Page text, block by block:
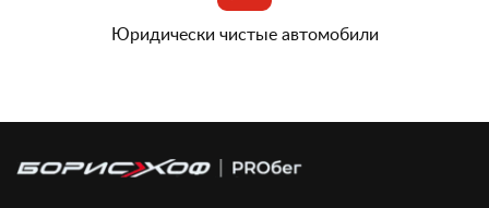
Юридически чистые автомобили